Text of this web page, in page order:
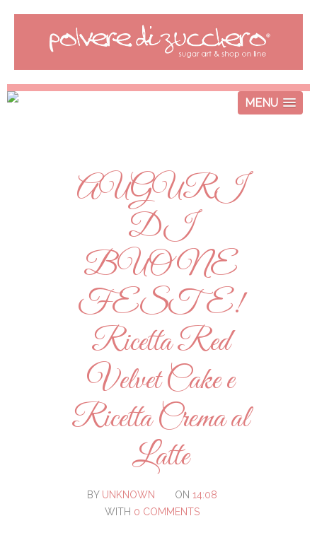
MENU
AUGURI
DI
BUONE
FESTE!
Ricetta Red
Velvet Cake e
Ricetta Crema al
Latte
BY UNKNOWN ON 14:08
WITH 0 COMMENTS